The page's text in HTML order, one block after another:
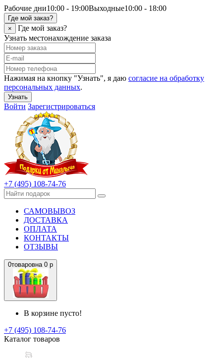
Рабочие дни10:00 - 19:00Выходные10:00 - 18:00
Где мой заказ?
×
Где мой заказ?
Узнать местонахождение заказа
Нажимая на кнопку "Узнать", я даю согласие на обработку
персональных данных.
Узнать
Войти Зарегистрироваться
+7 (495) 108-74-76
САМОВЫВОЗ
ДОСТАВКА
ОПЛАТА
КОНТАКТЫ
ОТЗЫВЫ
0товаровна 0 р
В корзине пусто!
+7 (495) 108-74-76
Каталог товаров